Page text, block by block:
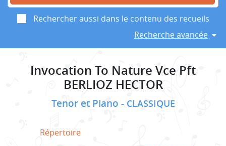
Rechercher aussi dans le contenu des recueils
Recherche avancée
Invocation To Nature Vce Pft
BERLIOZ HECTOR
Tenor et Piano CLASSIQUE
Répertoire